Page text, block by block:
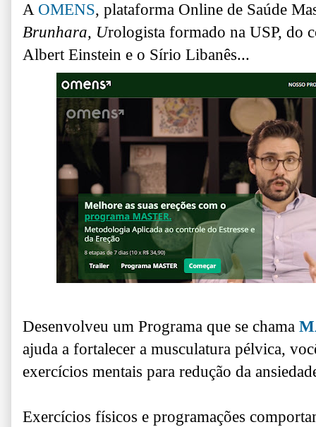
A OMENS, plataforma Online de Saúde
Brunhara, Urologista formado na USP, do
Albert Einstein e o Sírio Libanês...
Desenvolveu um Programa que se chama
ajuda a fortalecer a musculatura pélvica, v
exercícios mentais para redução da
Exercícios físicos e programações